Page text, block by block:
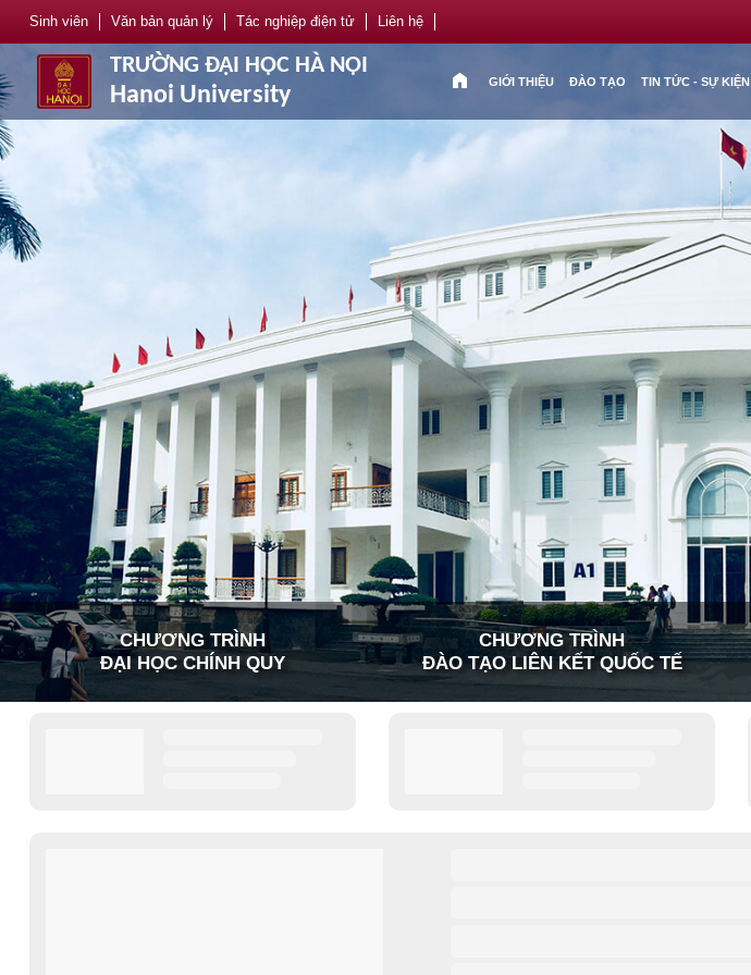
Sinh viên Văn bản quản lý Tác nghiệp điện tử Liên hệ
TRƯỜNG ĐẠI HỌC HÀ NỘI
Hanoi University
home GIỚI THIỆU ĐÀO TẠO TIN TỨC - SỰ KIỆN
CHƯƠNG TRÌNH
ĐẠI HỌC CHÍNH QUY
CHƯƠNG TRÌNH
ĐÀO TẠO LIÊN KẾT QUỐC TẾ